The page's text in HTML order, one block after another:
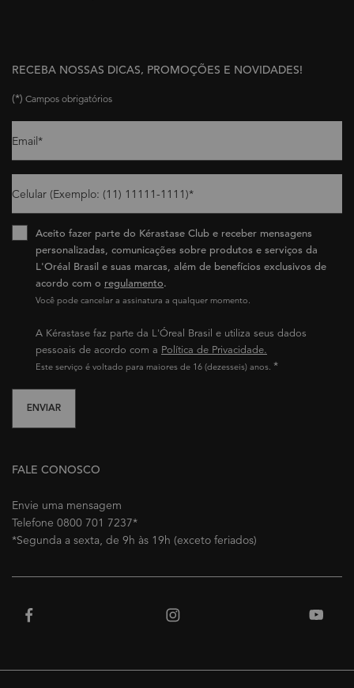
RECEBA NOSSAS DICAS, PROMOÇÕES E NOVIDADES!
(*) Campos obrigatórios
Email *
Celular (Exemplo: (11) 11111-1111)*
Aceito fazer parte do Kérastase Club e receber mensagens
personalizadas, comunicações sobre produtos e serviços da
L'Oréal Brasil e suas marcas, além de benefícios exclusivos de
acordo com o regulamento.​
Você pode cancelar a assinatura a qualquer momento.​
A Kérastase faz parte da L'Óreal Brasil e utiliza seus dados
pessoais de acordo com a Política de Privacidade.
Este serviço é voltado para maiores de 16 (dezesseis) anos. *
ENVIAR
FALE CONOSCO
Envie uma mensagem
Telefone 0800 701 7237*
*Segunda a sexta, de 9h às 19h (exceto feriados)